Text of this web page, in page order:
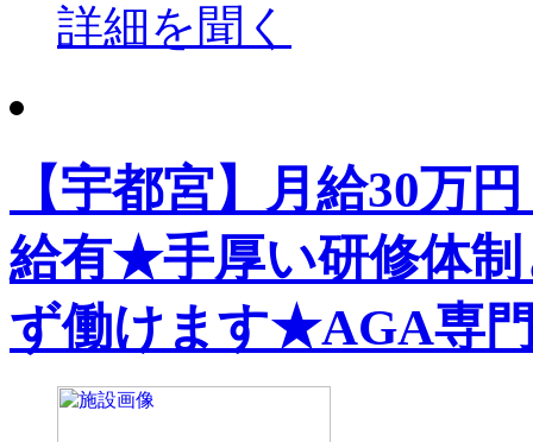
詳細を聞く
【宇都宮】月給30万
給有★手厚い研修体
ず働けます★AGA専